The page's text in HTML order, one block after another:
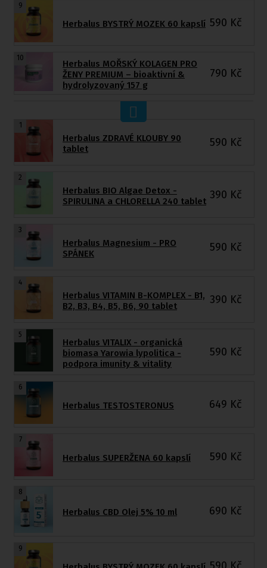
9
Herbalus BYSTRÝ MOZEK 60 kapslí 590 Kč
10
Herbalus MOŘSKÝ KOLAGEN PRO
ŽENY PREMIUM – bioaktivní &
hydrolyzovaný 157 g
790 Kč
1
Herbalus ZDRAVÉ KLOUBY 90
tablet
590 Kč
2
Herbalus BIO Algae Detox -
SPIRULINA a CHLORELLA 240 tablet 390 Kč
3
Herbalus Magnesium - PRO
SPÁNEK
590 Kč
4
Herbalus VITAMIN B-KOMPLEX - B1,
B2, B3, B4, B5, B6, 90 tablet
390 Kč
5
Herbalus VITALIX - organická
biomasa Yarowia lypolitica -
podpora imunity & vitality
590 Kč
6
Herbalus TESTOSTERONUS 649 Kč
7
Herbalus SUPERŽENA 60 kapslí 590 Kč
8
Herbalus CBD Olej 5% 10 ml 690 Kč
9
590 Kč